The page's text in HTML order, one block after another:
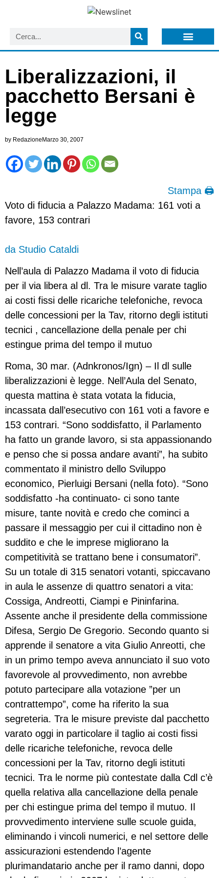
Liberalizzazioni, il
pacchetto Bersani è
legge
by RedazioneMarzo 30, 2007
Stampa 🖨
Voto di fiducia a Palazzo Madama: 161 voti a
favore, 153 contrari
da Studio Cataldi
Nell’aula di Palazzo Madama il voto di fiducia
per il via libera al dl. Tra le misure varate taglio
ai costi fissi delle ricariche telefoniche, revoca
delle concessioni per la Tav, ritorno degli istituti
tecnici , cancellazione della penale per chi
estingue prima del tempo il mutuo
Roma, 30 mar. (Adnkronos/Ign) – Il dl sulle
liberalizzazioni è legge. Nell’Aula del Senato,
questa mattina è stata votata la fiducia,
incassata dall’esecutivo con 161 voti a favore e
153 contrari. “Sono soddisfatto, il Parlamento
ha fatto un grande lavoro, si sta appassionando
e penso che si possa andare avanti”, ha subito
commentato il ministro dello Sviluppo
economico, Pierluigi Bersani (nella foto). “Sono
soddisfatto -ha continuato- ci sono tante
misure, tante novità e credo che cominci a
passare il messaggio per cui il cittadino non è
suddito e che le imprese migliorano la
competitività se trattano bene i consumatori”.
Su un totale di 315 senatori votanti, spiccavano
in aula le assenze di quattro senatori a vita:
Cossiga, Andreotti, Ciampi e Pininfarina.
Assente anche il presidente della commissione
Difesa, Sergio De Gregorio. Secondo quanto si
apprende il senatore a vita Giulio Anreotti, che
in un primo tempo aveva annunciato il suo voto
favorevole al provvedimento, non avrebbe
potuto partecipare alla votazione ”per un
contrattempo”, come ha riferito la sua
segreteria. Tra le misure previste dal pacchetto
varato oggi in particolare il taglio ai costi fissi
delle ricariche telefoniche, revoca delle
concessioni per la Tav, ritorno degli istituti
tecnici. Tra le norme più contestate dalla Cdl c’è
quella relativa alla cancellazione della penale
per chi estingue prima del tempo il mutuo. Il
provvedimento interviene sulle scuole guida,
eliminando i vincoli numerici, e nel settore delle
assicurazioni estendendo l’agente
plurimandatario anche per il ramo danni, dopo